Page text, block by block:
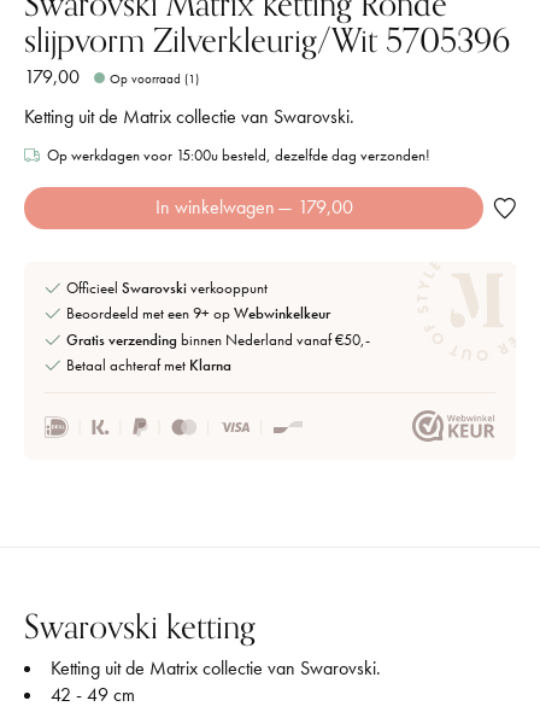
slijpvorm Zilverkleurig/Wit 5705396
179,00 Op voorraad (1)
Ketting uit de Matrix collectie van Swarovski.
Op werkdagen voor 15:00u besteld, dezelfde dag verzonden!
In winkelwagen — 179,00
Officieel Swarovskiverkooppunt
Beoordeeld met een 9+ opWebwinkelkeur
Gratis verzending binnen Nederland vanaf €50,-
Betaal achteraf met Klarna
Swarovski ketting
Ketting uit de Matrix collectie van Swarovski.
42 - 49 cm